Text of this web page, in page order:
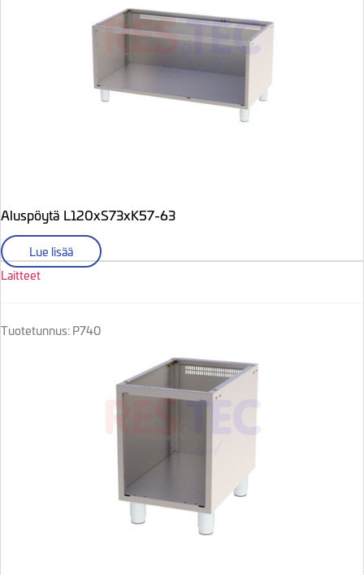
Aluspöytä L120xS73xK57-63
Lue lisää
Laitteet
Tuotetunnus: P740